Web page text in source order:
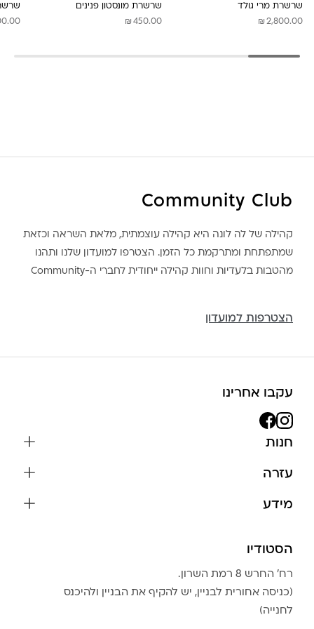
שרשרת מרי גולד
₪ 2,800.00
שרשרת מונסטון פנינים
₪ 450.00
Community Club
קהילה של לה לונה היא קהילה עוצמתית, מלאת השראה וכזאת
שמתפתחת ומתרקמת כל הזמן. הצטרפו למועדון שלנו ותהנו
מהטבות בלעדיות וחוות קהילה ייחודית לחברי ה-Community
הצטרפות למועדון
עקבו אחרינו
חנות
צמידים
בגדים
אביזרים
גברים
עזרה
צור קשר
מידע
שמירה על התכשיטים
הצהרת נגישות
טבלת מידות טבעות
Community Club
הסטודיו
רח׳ החרש 8 רמת השרון.
(כניסה אחורית לבניין, יש להקיף את הבניין ולהיכנס
לחנייה)